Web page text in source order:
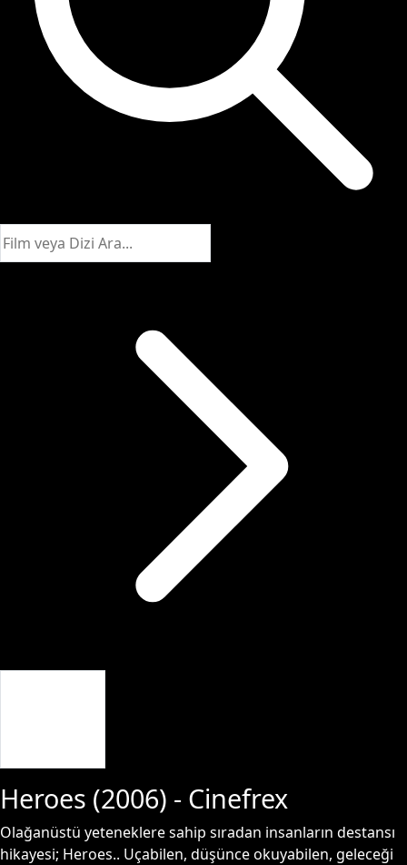
Heroes (2006) - Cinefrex
Olağanüstü yeteneklere sahip sıradan insanların destansı
hikayesi; Heroes.. Uçabilen, düşünce okuyabilen, geleceği